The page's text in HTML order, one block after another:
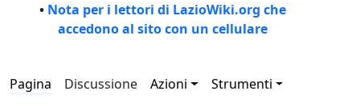
• Nota per i lettori di LazioWiki.org che
accedono al sito con un cellulare
Pagina Discussione Azioni Strumenti